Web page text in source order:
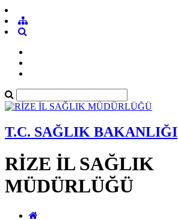
T.C. SAĞLIK BAKANLIĞI
RİZE İL SAĞLIK
MÜDÜRLÜĞÜ